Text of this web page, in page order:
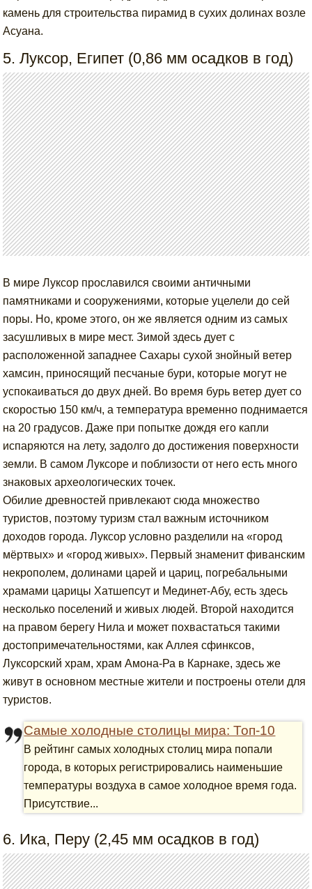
камень для строительства пирамид в сухих долинах возле
Асуана.
5. Луксор, Египет (0,86 мм осадков в год)
В мире Луксор прославился своими античными
памятниками и сооружениями, которые уцелели до сей
поры. Но, кроме этого, он же является одним из самых
засушливых в мире мест. Зимой здесь дует с
расположенной западнее Сахары сухой знойный ветер
хамсин, приносящий песчаные бури, которые могут не
успокаиваться до двух дней. Во время бурь ветер дует со
скоростью 150 км/ч, а температура временно поднимается
на 20 градусов. Даже при попытке дождя его капли
испаряются на лету, задолго до достижения поверхности
земли. В самом Луксоре и поблизости от него есть много
знаковых археологических точек.
Обилие древностей привлекают сюда множество
туристов, поэтому туризм стал важным источником
доходов города. Луксор условно разделили на «город
мёртвых» и «город живых». Первый знаменит фиванским
некрополем, долинами царей и цариц, погребальными
храмами царицы Хатшепсут и Мединет-Абу, есть здесь
несколько поселений и живых людей. Второй находится
на правом берегу Нила и может похвастаться такими
достопримечательностями, как Аллея сфинксов,
Луксорский храм, храм Амона-Ра в Карнаке, здесь же
живут в основном местные жители и построены отели для
туристов.
Самые холодные столицы мира: Топ-10
В рейтинг самых холодных столиц мира попали
города, в которых регистрировались наименьшие
температуры воздуха в самое холодное время года.
Присутствие...
6. Ика, Перу (2,45 мм осадков в год)